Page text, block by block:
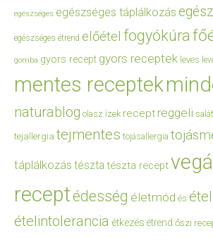
egészséges egészséges táplálkozás
egészséges étrend előétel fogyókúra
gomba gyors recept gyors receptek leves
mentes receptek
naturablog olasz ízek recept reggeli
tejallergia tejmentes tojásallergia
táplálkozás tészta tészta recept
receptédesség életmód és
ételintolerancia étkezés étrend őszi